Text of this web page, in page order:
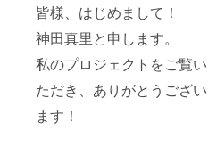
皆様、はじめまして！
神田真里と申します。
私のプロジェクトをご覧い
ただき、ありがとうござい
ます！